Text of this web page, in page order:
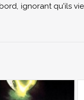
ignorant qu'ils